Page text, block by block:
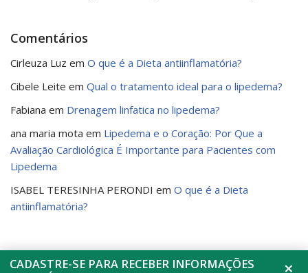
Comentários
Cirleuza Luz em O que é a Dieta antiinflamatória?
Cibele Leite em Qual o tratamento ideal para o lipedema?
Fabiana em Drenagem linfatica no lipedema?
ana maria mota em Lipedema e o Coração: Por Que a
Avaliação Cardiológica É Importante para Pacientes com
Lipedema
ISABEL TERESINHA PERONDI em O que é a Dieta
antiinflamatória?
×
CADASTRE-SE PARA RECEBER INFORMAÇÕES